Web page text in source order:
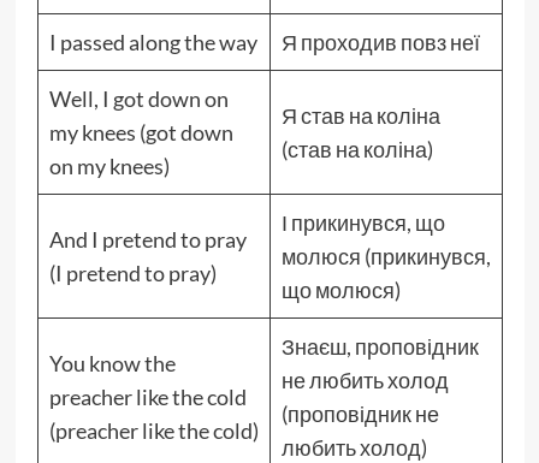
I passed along the way Я проходив повз неї
Well, I got down on
my knees (got down
on my knees)
Я став на коліна
(став на коліна)
And I pretend to pray
(I pretend to pray)
І прикинувся, що
молюся (прикинувся,
що молюся)
You know the
preacher like the cold
(preacher like the cold)
Знаєш, проповідник
не любить холод
(проповідник не
любить холод)